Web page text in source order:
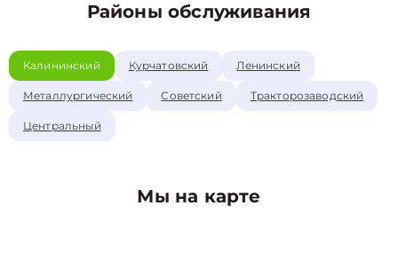
Районы обслуживания
Калининский Курчатовский Ленинский
Металлургический Советский Тракторозаводский
Центральный
Мы на карте